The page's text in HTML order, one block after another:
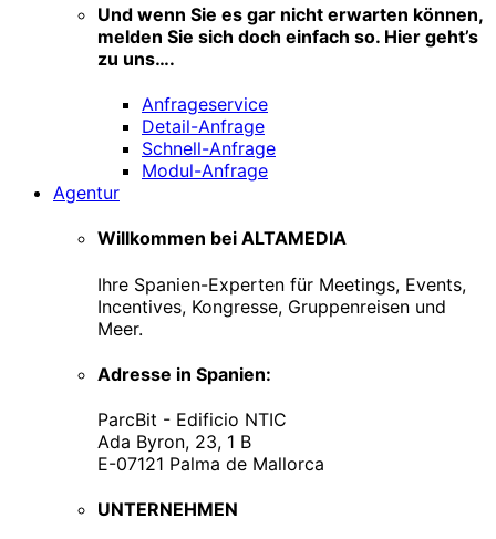
Und wenn Sie es gar nicht erwarten können,
melden Sie sich doch einfach so. Hier geht’s
zu uns….
Anfrageservice
Detail-Anfrage
Schnell-Anfrage
Modul-Anfrage
Agentur
Willkommen bei ALTAMEDIA
Ihre Spanien-Experten für Meetings, Events,
Incentives, Kongresse, Gruppenreisen und
Meer.
Adresse in Spanien:
ParcBit - Edificio NTIC
Ada Byron, 23, 1 B
E-07121 Palma de Mallorca
UNTERNEHMEN